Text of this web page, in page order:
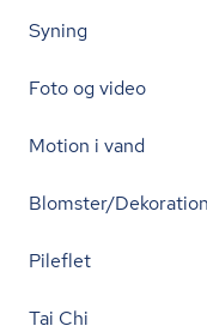
Syning
Foto og video
Motion i vand
Blomster/Dekoration
Pileflet
Tai Chi